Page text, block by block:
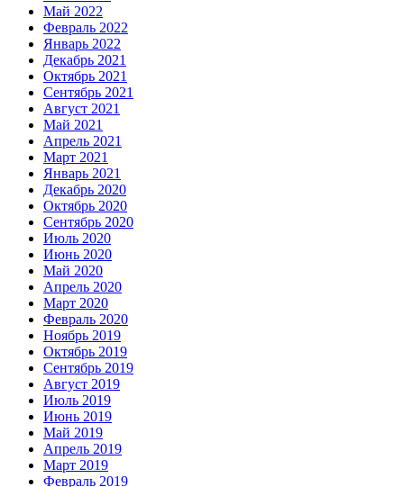
Май 2022
Февраль 2022
Январь 2022
Декабрь 2021
Октябрь 2021
Сентябрь 2021
Август 2021
Май 2021
Апрель 2021
Март 2021
Январь 2021
Декабрь 2020
Октябрь 2020
Сентябрь 2020
Июль 2020
Июнь 2020
Май 2020
Апрель 2020
Март 2020
Февраль 2020
Ноябрь 2019
Октябрь 2019
Сентябрь 2019
Август 2019
Июль 2019
Июнь 2019
Май 2019
Апрель 2019
Март 2019
Февраль 2019